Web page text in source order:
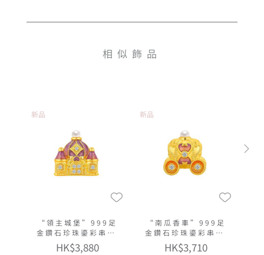
相似飾品
新品
“領主城堡”999足
金鑽石珍珠鎏彩串飾
連手繩
HK$3,880
新品
“南瓜香車”999足
金鑽石珍珠鎏彩串飾
連手繩
HK$3,710